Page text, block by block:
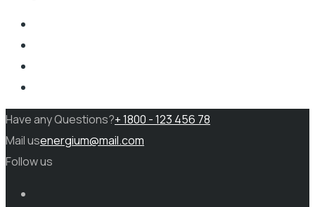
Have any Questions?+ 1800 - 123 456 78
Mail usenergium@mail.com
Follow us